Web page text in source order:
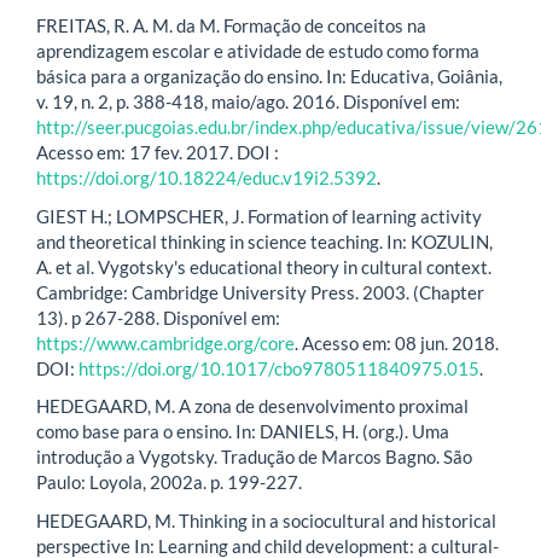
FREITAS, R. A. M. da M. Formação de conceitos na
aprendizagem escolar e atividade de estudo como forma
básica para a organização do ensino. In: Educativa, Goiânia,
v. 19, n. 2, p. 388-418, maio/ago. 2016. Disponível em:
http://seer.pucgoias.edu.br/index.php/educativa/issue/view/
Acesso em: 17 fev. 2017. DOI :
https://doi.org/10.18224/educ.v19i2.5392.
GIEST H.; LOMPSCHER, J. Formation of learning activity
and theoretical thinking in science teaching. In: KOZULIN,
A. et al. Vygotsky's educational theory in cultural context.
Cambridge: Cambridge University Press. 2003. (Chapter
13). p 267-288. Disponível em:
https://www.cambridge.org/core . Acesso em: 08 jun. 2018.
DOI: https://doi.org/10.1017/cbo9780511840975.015
HEDEGAARD, M. A zona de desenvolvimento proximal
como base para o ensino. In: DANIELS, H. (org.). Uma
introdução a Vygotsky. Tradução de Marcos Bagno. São
Paulo: Loyola, 2002a. p. 199-227.
HEDEGAARD, M. Thinking in a sociocultural and historical
perspective In: Learning and child development: a cultural-